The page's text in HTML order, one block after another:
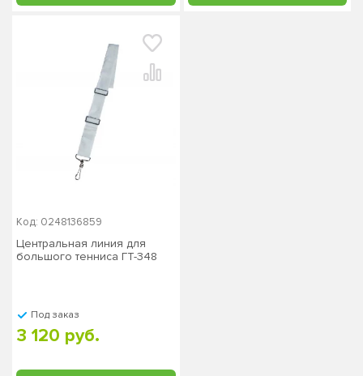
Код: 0248136859
Центральная линия для
большого тенниса ГТ-348
Под заказ
3 120 руб.